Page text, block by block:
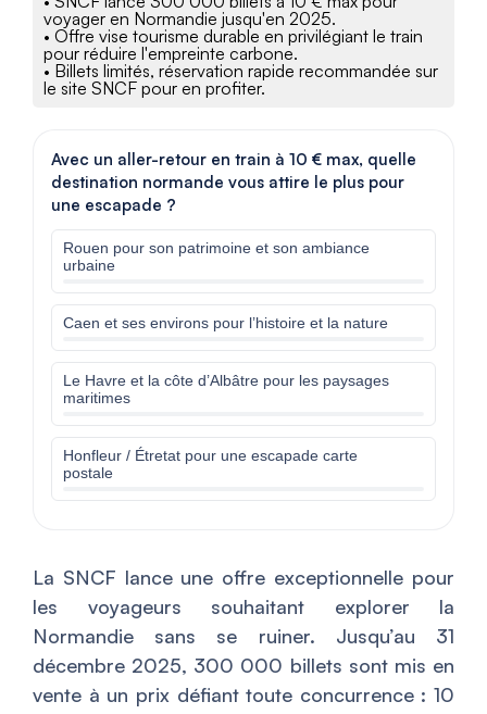
voyager en Normandie jusqu'en 2025.
• Offre vise tourisme durable en privilégiant le train
pour réduire l'empreinte carbone.
• Billets limités, réservation rapide recommandée sur
le site SNCF pour en profiter.
Avec un aller-retour en train à 10 € max, quelle
destination normande vous attire le plus pour
une escapade ?
Rouen pour son patrimoine et son ambiance
urbaine
Caen et ses environs pour l’histoire et la nature
Le Havre et la côte d’Albâtre pour les paysages
maritimes
Honfleur / Étretat pour une escapade carte
postale
La SNCF lance une offre exceptionnelle pour
les voyageurs souhaitant explorer la
Normandie sans se ruiner. Jusqu’au 31
décembre 2025, 300 000 billets sont mis en
vente à un prix défiant toute concurrence : 10